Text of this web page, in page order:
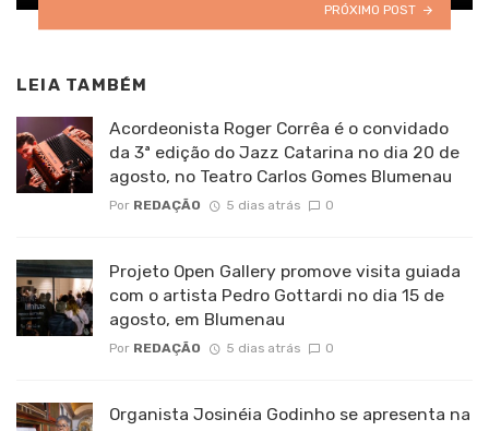
PRÓXIMO POST
LEIA TAMBÉM
Acordeonista Roger Corrêa é o convidado
da 3ª edição do Jazz Catarina no dia 20 de
agosto, no Teatro Carlos Gomes Blumenau
Por REDAÇÃO 5 dias atrás 0
Projeto Open Gallery promove visita guiada
com o artista Pedro Gottardi no dia 15 de
agosto, em Blumenau
Por REDAÇÃO 5 dias atrás 0
Organista Josinéia Godinho se apresenta na